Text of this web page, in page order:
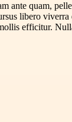
ante quam,
libero
efficitur.